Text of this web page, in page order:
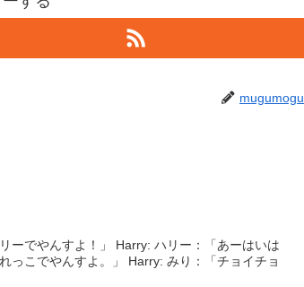
mugumogu
！」 Harry: ハリー：「あーはいは
すよ。」 Harry: みり：「チョイチョ